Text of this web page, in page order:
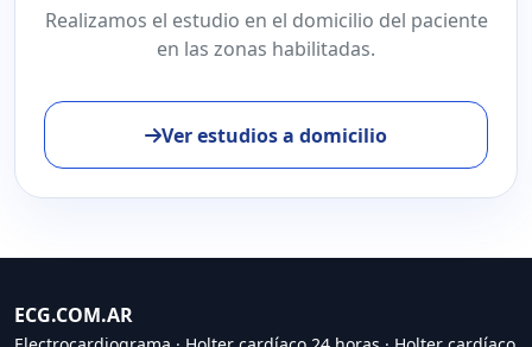
Realizamos el estudio en el domicilio del paciente
en las zonas habilitadas.
Ver estudios a domicilio
ECG.COM.AR